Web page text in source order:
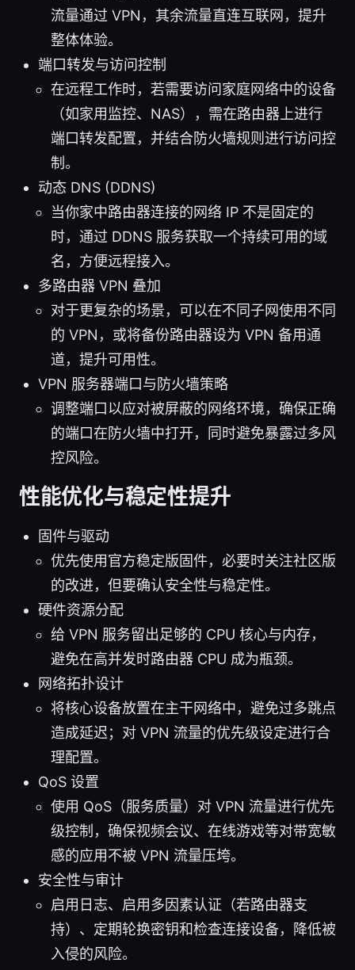
流量通过 VPN，其余流量直连互联网，提升
整体体验。
端口转发与访问控制
在远程工作时，若需要访问家庭网络中的设备
（如家用监控、NAS），需在路由器上进行
端口转发配置，并结合防火墙规则进行访问控
制。
动态 DNS (DDNS)
当你家中路由器连接的网络 IP 不是固定的
时，通过 DDNS 服务获取一个持续可用的域
名，方便远程接入。
多路由器 VPN 叠加
对于更复杂的场景，可以在不同子网使用不同
的 VPN，或将备份路由器设为 VPN 备用通
道，提升可用性。
VPN 服务器端口与防火墙策略
调整端口以应对被屏蔽的网络环境，确保正确
的端口在防火墙中打开，同时避免暴露过多风
控风险。
性能优化与稳定性提升
固件与驱动
优先使用官方稳定版固件，必要时关注社区版
的改进，但要确认安全性与稳定性。
硬件资源分配
给 VPN 服务留出足够的 CPU 核心与内存，
避免在高并发时路由器 CPU 成为瓶颈。
网络拓扑设计
将核心设备放置在主干网络中，避免过多跳点
造成延迟；对 VPN 流量的优先级设定进行合
理配置。
QoS 设置
使用 QoS（服务质量）对 VPN 流量进行优先
级控制，确保视频会议、在线游戏等对带宽敏
感的应用不被 VPN 流量压垮。
安全性与审计
启用日志、启用多因素认证（若路由器支
持）、定期轮换密钥和检查连接设备，降低被
入侵的风险。